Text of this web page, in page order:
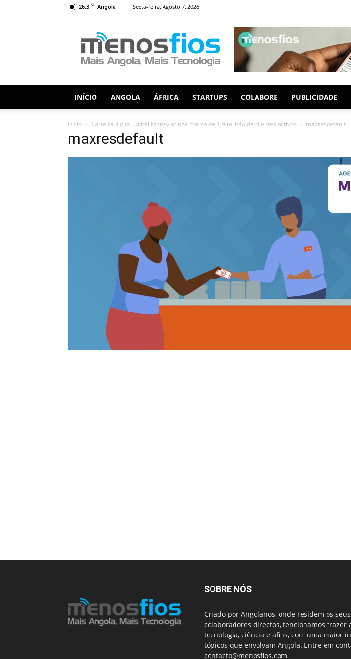
26.3 C Angola Sexta-feira, Agosto 7, 2026
Fios
INÍCIO ANGOLA ÁFRICA STARTUPS COLABORE PUBLICIDADE
Início Carteira digital Unitel Money atinge marca de 1,9 milhão de clientes activos maxresdefault
maxresdefault
SOBRE NÓS
Criado por Angolanos, onde residem os
colaboradores directos, tencionamos trazer
tecnologia, ciência e afins, com uma maior
tópicos que envolvam Angola. Entre em
contacto@menosfios.com